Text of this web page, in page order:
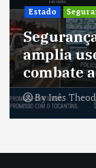
Cultura
tradições
um
ByInês